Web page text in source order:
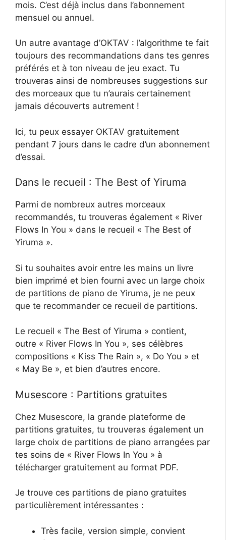
mois. C’est déjà inclus dans l’abonnement
mensuel ou annuel.
Un autre avantage d’OKTAV : l’algorithme te fait
toujours des recommandations dans tes genres
préférés et à ton niveau de jeu exact. Tu
trouveras ainsi de nombreuses suggestions sur
des morceaux que tu n’aurais certainement
jamais découverts autrement !
Ici, tu peux essayer OKTAV gratuitement
pendant 7 jours dans le cadre d’un abonnement
d’essai.
Dans le recueil : The Best of Yiruma
Parmi de nombreux autres morceaux
recommandés, tu trouveras également « River
Flows In You » dans le recueil « The Best of
Yiruma ».
Si tu souhaites avoir entre les mains un livre
bien imprimé et bien fourni avec un large choix
de partitions de piano de Yiruma, je ne peux
que te recommander ce recueil de partitions.
Le recueil « The Best of Yiruma » contient,
outre « River Flows In You », ses célèbres
compositions « Kiss The Rain », « Do You » et
« May Be », et bien d’autres encore.
Musescore : Partitions gratuites
Chez Musescore, la grande plateforme de
partitions gratuites, tu trouveras également un
large choix de partitions de piano arrangées par
tes soins de « River Flows In You » à
télécharger gratuitement au format PDF.
Je trouve ces partitions de piano gratuites
particulièrement intéressantes :
Très facile, version simple, convient